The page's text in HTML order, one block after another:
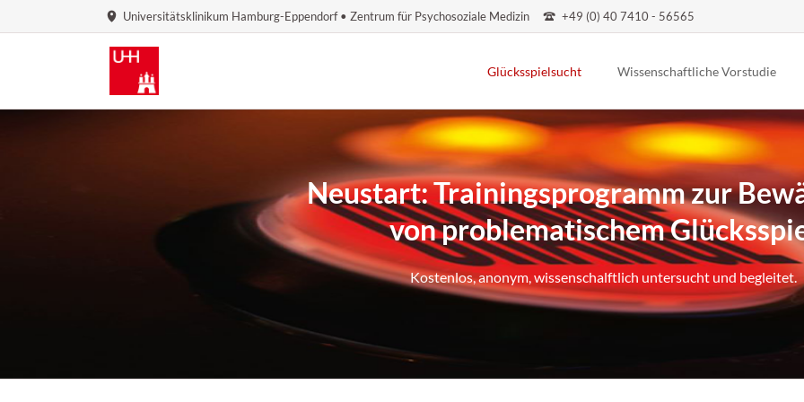
Universitätsklinikum Hamburg-Eppendorf • Zentrum für Psychosoziale Medizin +49 (0) 40 7410 - 56565
Glücksspielsucht
Wann ist Hilfe nötig? Drei Faustregeln!
Wissenschaftliche Vorstudie
Neustart: Trainingsprogramm zur
von problematischem
Kostenlos, anonym, wissenschalftlich untersucht und begleitet.